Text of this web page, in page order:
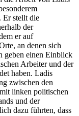
Er stellt die
der
er auf
an denen sich
geben einen Einblick
Arbeiter und der
haben. Ladis
zwischen den
linken politischen
und der
dazu führten, dass